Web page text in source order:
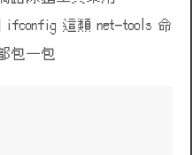
這類 net-tools 命
包一包